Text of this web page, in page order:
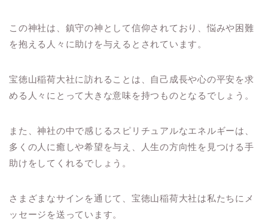
この神社は、鎮守の神として信仰されており、悩みや困難
を抱える人々に助けを与えるとされています。
宝徳山稲荷大社に訪れることは、自己成長や心の平安を求
める人々にとって大きな意味を持つものとなるでしょう。
また、神社の中で感じるスピリチュアルなエネルギーは、
多くの人に癒しや希望を与え、人生の方向性を見つける手
助けをしてくれるでしょう。
さまざまなサインを通じて、宝徳山稲荷大社は私たちにメ
ッセージを送っています。